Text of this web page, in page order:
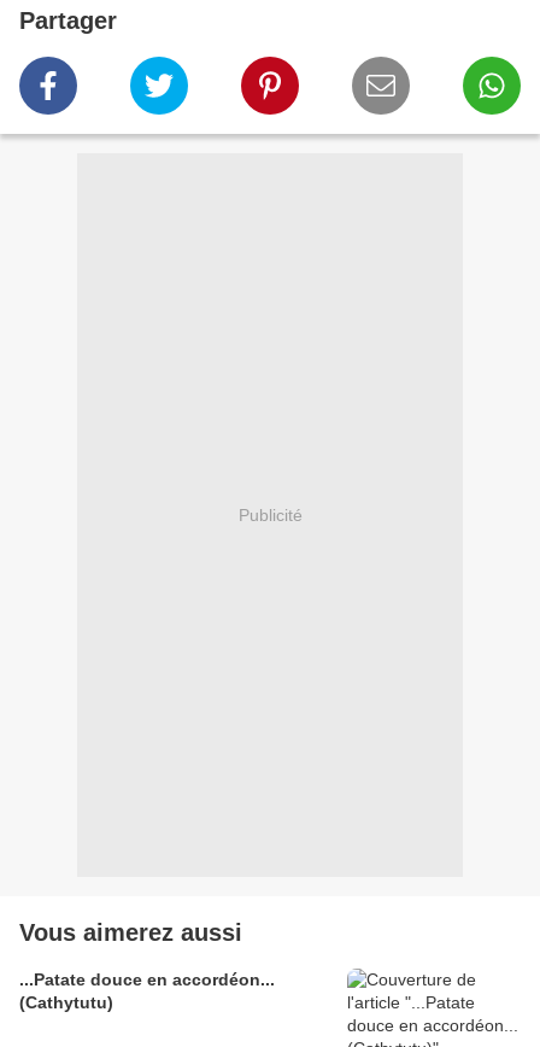
Partager
Publicité
Vous aimerez aussi
...Patate douce en accordéon...
(Cathytutu)